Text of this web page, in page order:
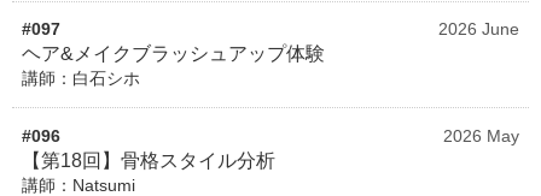
#097 2026 June
ヘア&メイクブラッシュアップ体験
講師：白石シホ
#096 2026 May
【第18回】骨格スタイル分析
講師：Natsumi